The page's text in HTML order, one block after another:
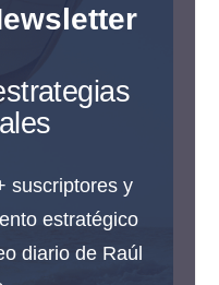
suscriptores y
estratégico
diario de Raúl